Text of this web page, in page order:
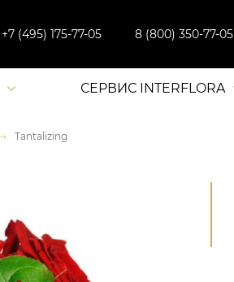
+7 (495) 175-77-05 8 (800) 350-77-05
СЕРВИС INTERFLORA
Tantalizing